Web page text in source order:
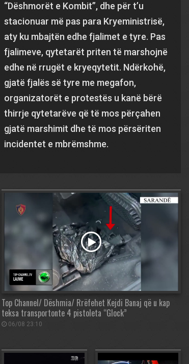
“Dëshmorët e Kombit”, dhe për t’u
stacionuar më pas para Kryeministrisë,
aty ku mbajtën edhe fjalimet e tyre. Pas
fjalimeve, qytetarët priten të marshojnë
edhe në rrugët e kryeqytetit. Ndërkohë,
gjatë fjalës së tyre me megafon,
organizatorët e protestës u kanë bërë
thirrje qytetarëve që të mos përçahen
gjatë marshimit dhe të mos përsëriten
incidentet e mbrëmshme.
Top Channel/ Dëshmia/ Rrëfehet Kejdi Banaj që u kap
teksa transportonte 4 pistoleta “Glock”
06/08 23:10